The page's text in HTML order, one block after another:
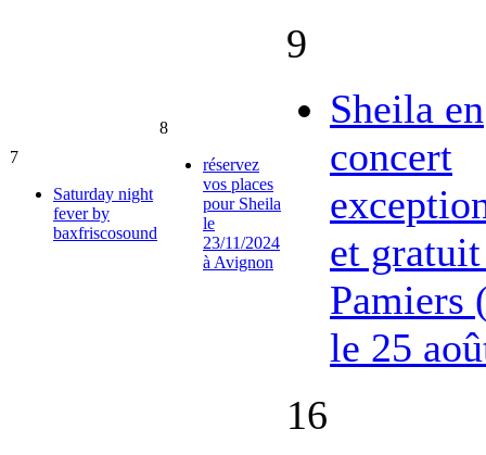
7
Saturday night
fever by
baxfriscosound
8
réservez
vos places
pour Sheila
le
23/11/2024
à Avignon
9
Sheila en
concert
et
Pamiers
le 25
16